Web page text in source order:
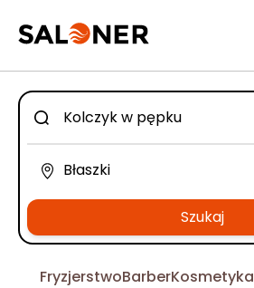
Szukaj
FryzjerstwoBarberKosmetyka